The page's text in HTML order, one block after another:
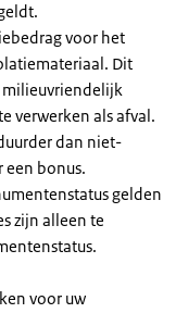
voor het
Dit
milieuvriendelijk
verwerken als afval.
dan niet-
een bonus.
gelden
zijn alleen te
voor uw